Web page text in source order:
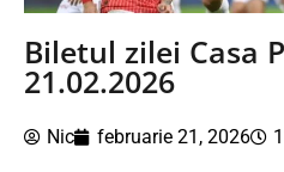
Biletul zilei Casa
21.02.2026
Nic februarie 21, 2026